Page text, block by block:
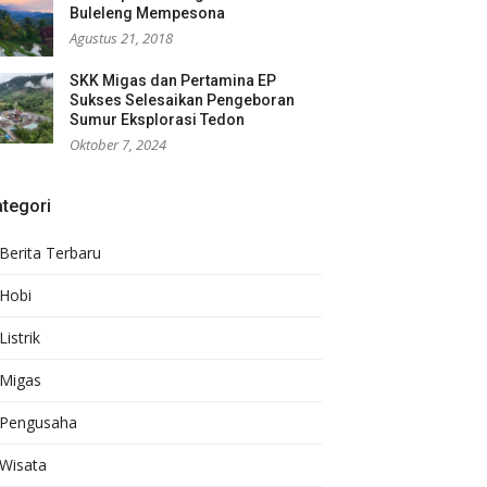
Buleleng Mempesona
Agustus 21, 2018
SKK Migas dan Pertamina EP
Sukses Selesaikan Pengeboran
Sumur Eksplorasi Tedon
Oktober 7, 2024
Berita Terbaru
Hobi
Listrik
Migas
Pengusaha
Wisata